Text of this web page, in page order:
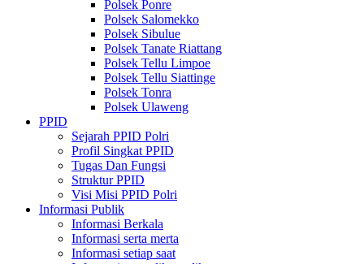
Polsek Ponre
Polsek Salomekko
Polsek Sibulue
Polsek Tanate Riattang
Polsek Tellu Limpoe
Polsek Tellu Siattinge
Polsek Tonra
Polsek Ulaweng
PPID
Sejarah PPID Polri
Profil Singkat PPID
Tugas Dan Fungsi
Struktur PPID
Visi Misi PPID Polri
Informasi Publik
Informasi Berkala
Informasi serta merta
Informasi setiap saat